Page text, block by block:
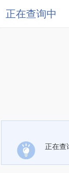
正在查询中
正在查